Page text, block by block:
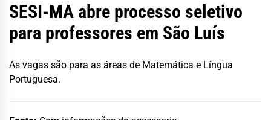
SESI-MA abre processo seletivo
para professores em São Luís
As vagas são para as áreas de Matemática e Língua
Portuguesa.